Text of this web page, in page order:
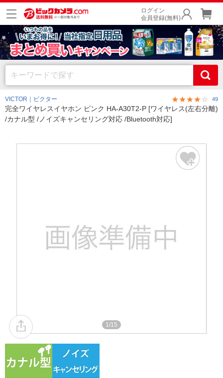
ログイン
会員登録(無料)
VICTOR｜ビクター 49
完全ワイヤレスイヤホン ピンク HA-A30T2-P [ワイヤレス(左右分離)
/カナル型 /ノイズキャンセリング対応 /Bluetooth対応]
1/15